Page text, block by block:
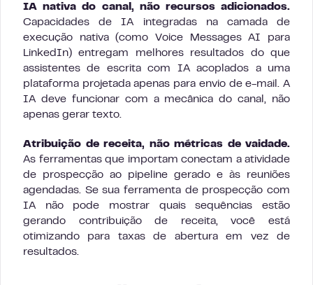
IA nativa do canal, não recursos adicionados.
Capacidades de IA integradas na camada de
execução nativa (como Voice Messages AI para
LinkedIn) entregam melhores resultados do que
assistentes de escrita com IA acoplados a uma
plataforma projetada apenas para envio de e-mail. A
IA deve funcionar com a mecânica do canal, não
apenas gerar texto.
Atribuição de receita, não métricas de vaidade.
As ferramentas que importam conectam a atividade
de prospecção ao pipeline gerado e às reuniões
agendadas. Se sua ferramenta de prospecção com
IA não pode mostrar quais sequências estão
gerando contribuição de receita, você está
otimizando para taxas de abertura em vez de
resultados.